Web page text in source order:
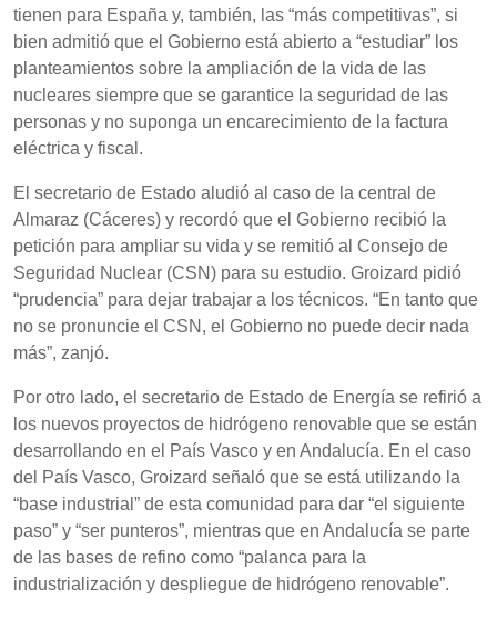
tienen para España y, también, las “más competitivas”, si
bien admitió que el Gobierno está abierto a “estudiar” los
planteamientos sobre la ampliación de la vida de las
nucleares siempre que se garantice la seguridad de las
personas y no suponga un encarecimiento de la factura
eléctrica y fiscal.
El secretario de Estado aludió al caso de la central de
Almaraz (Cáceres) y recordó que el Gobierno recibió la
petición para ampliar su vida y se remitió al Consejo de
Seguridad Nuclear (CSN) para su estudio. Groizard pidió
“prudencia” para dejar trabajar a los técnicos. “En tanto que
no se pronuncie el CSN, el Gobierno no puede decir nada
más”, zanjó.
Por otro lado, el secretario de Estado de Energía se refirió a
los nuevos proyectos de hidrógeno renovable que se están
desarrollando en el País Vasco y en Andalucía. En el caso
del País Vasco, Groizard señaló que se está utilizando la
“base industrial” de esta comunidad para dar “el siguiente
paso” y “ser punteros”, mientras que en Andalucía se parte
de las bases de refino como “palanca para la
industrialización y despliegue de hidrógeno renovable”.